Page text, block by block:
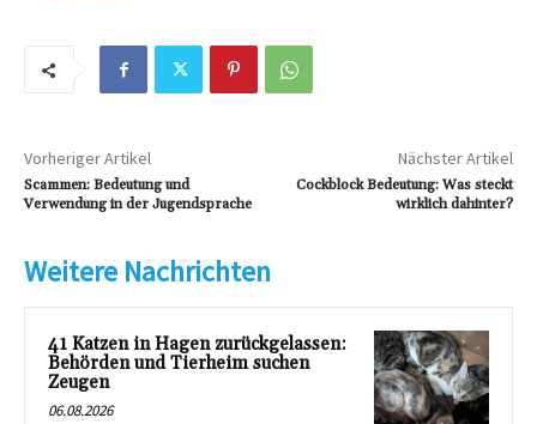
Vorheriger Artikel
Scammen: Bedeutung und
Verwendung in der Jugendsprache
Nächster Artikel
Cockblock Bedeutung: Was steckt
wirklich dahinter?
Weitere Nachrichten
41 Katzen in Hagen zurückgelassen:
Behörden und Tierheim suchen
Zeugen
06.08.2026